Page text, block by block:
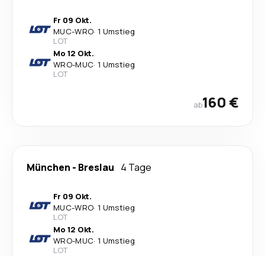
Fr 09 Okt.
MUC-WRO· 1 Umstieg
LOT
Mo 12 Okt.
WRO-MUC· 1 Umstieg
LOT
ab160 €
München - Breslau 4 Tage
Fr 09 Okt.
MUC-WRO· 1 Umstieg
LOT
Mo 12 Okt.
WRO-MUC· 1 Umstieg
LOT